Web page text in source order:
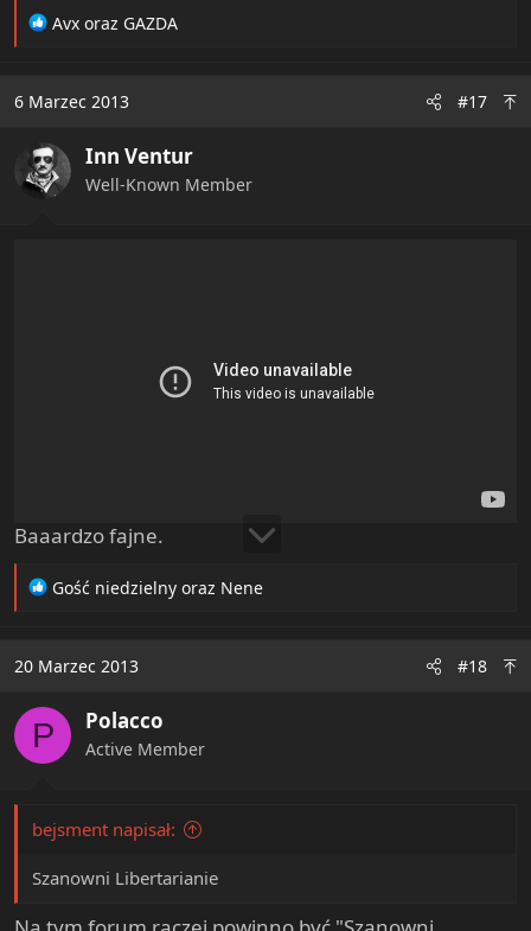
R
t
o
n
s
Avx oraz GAZDA
6 Marzec 2013 #17
Inn Ventur
Well-Known Member
Baaardzo fajne.
R
t
o
s
Gość niedzielny oraz Nene
20 Marzec 2013 #18
P Polacco
Active Member
bejsment napisał:
Szanowni Libertarianie